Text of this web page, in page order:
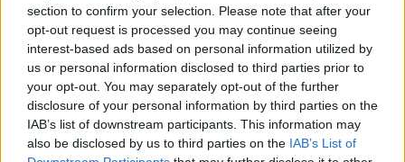
section to confirm your selection. Please note that after your
opt-out request is processed you may continue seeing
interest-based ads based on personal information utilized by
us or personal information disclosed to third parties prior to
your opt-out. You may separately opt-out of the further
disclosure of your personal information by third parties on the
IAB’s list of downstream participants. This information may
also be disclosed by us to third parties on the IAB’s List of
ΔΕΙΤΕ ΕΠΙΣΗΣ